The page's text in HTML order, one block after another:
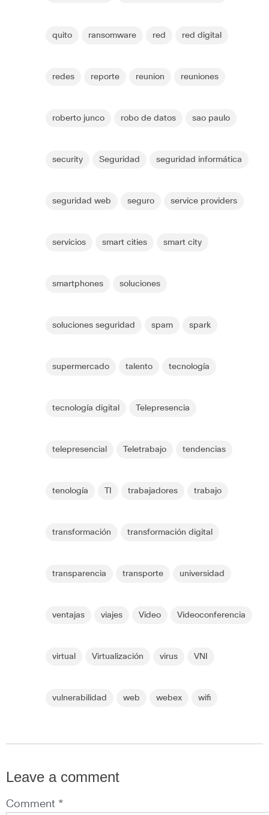
quito ransomware red red digital
redes reporte reunion reuniones
roberto junco robo de datos sao paulo
security Seguridad seguridad informática
seguridad web seguro service providers
servicios smart cities smart city
smartphones soluciones
soluciones seguridad spam spark
supermercado talento tecnología
tecnología digital Telepresencia
telepresencial Teletrabajo tendencias
tenología trabajadores trabajo
transformación transformación digital
transparencia transporte universidad
ventajas viajes Video Videoconferencia
virtual Virtualización virus VNI
vulnerabilidad web webex wifi
Leave a comment
Comment *